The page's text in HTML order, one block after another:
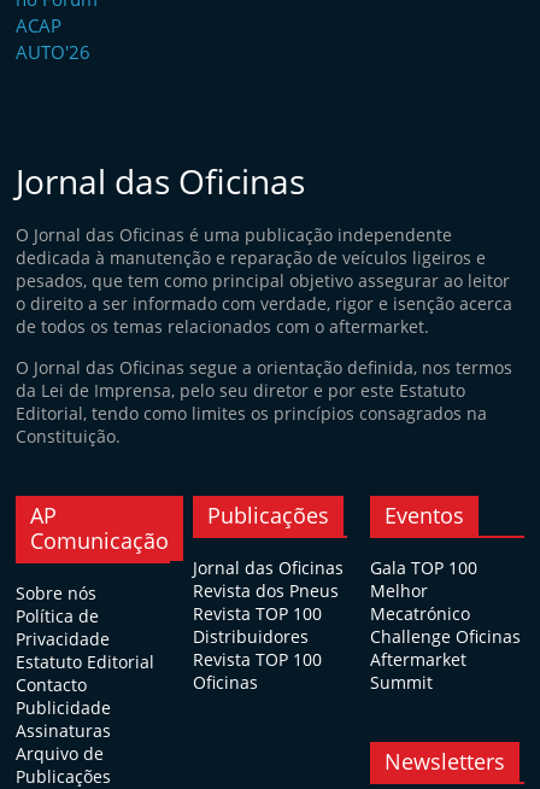
Jornal das Oficinas
O Jornal das Oficinas é uma publicação independente
dedicada à manutenção e reparação de veículos ligeiros e
pesados, que tem como principal objetivo assegurar ao leitor
o direito a ser informado com verdade, rigor e isenção acerca
de todos os temas relacionados com o aftermarket.
O Jornal das Oficinas segue a orientação definida, nos termos
da Lei de Imprensa, pelo seu diretor e por este Estatuto
Editorial, tendo como limites os princípios consagrados na
Constituição.
AP
Comunicação
Sobre nós
Política de
Privacidade
Estatuto Editorial
Contacto
Publicidade
Assinaturas
Arquivo de
Publicações
Publicações
Jornal das Oficinas
Revista dos Pneus
Revista TOP 100
Distribuidores
Revista TOP 100
Oficinas
Eventos
Gala TOP 100
Melhor
Mecatrónico
Challenge Oficinas
Aftermarket
Summit
Newsletters